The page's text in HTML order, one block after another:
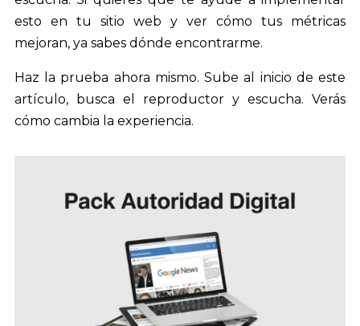
esto en tu sitio web y ver cómo tus métricas
mejoran, ya sabes dónde encontrarme.
Haz la prueba ahora mismo. Sube al inicio de este
artículo, busca el reproductor y escucha. Verás
cómo cambia la experiencia.